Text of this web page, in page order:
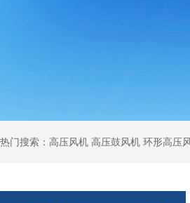
热门搜索：高压风机 高压鼓风机 环形高压